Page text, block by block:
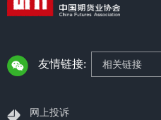
友情链接: 相关链接
网上投诉